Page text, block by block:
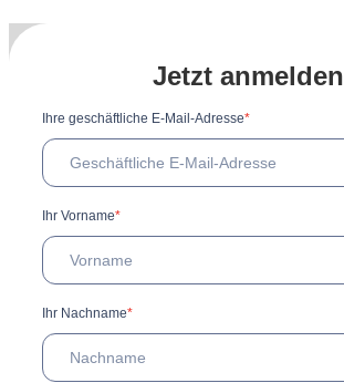
Jetzt anmelden
*
Ihre geschäftliche E-Mail-Adresse
*
Ihr Vorname
*
Ihr Nachname